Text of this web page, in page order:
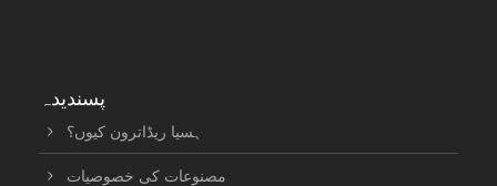
پسندیدہ
ہسیا ریڈاترون کیوں؟
مصنوعات کی خصوصیات